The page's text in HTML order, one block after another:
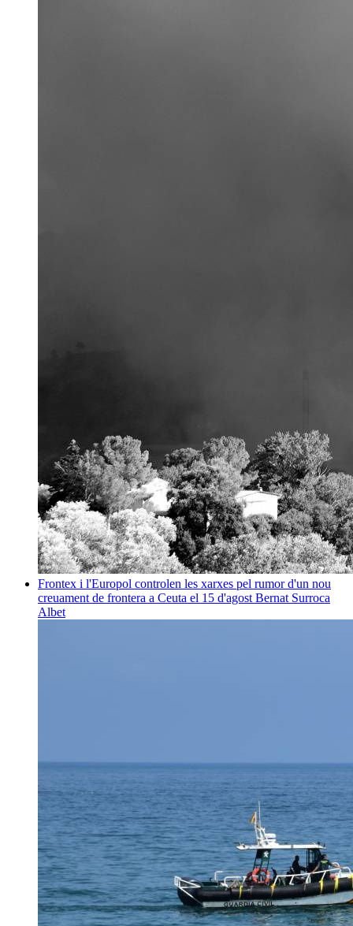
Frontex i l'Europol controlen les xarxes pel rumor d'un nou
creuament de frontera a Ceuta el 15 d'agost Bernat Surroca
Albet